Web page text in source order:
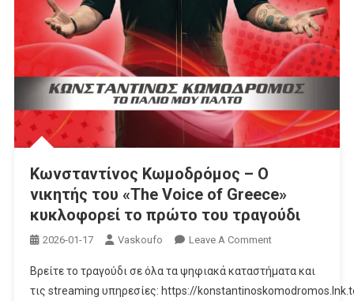
Κωνσταντίνος Κωμοδρόμος – Ο
νικητής του «The Voice of Greece»
κυκλοφορεί το πρώτο του τραγούδι
2026-01-17 Vaskoufo Leave A CommentOn
Κωμοδρόμος
–
Βρείτε το τραγούδι σε όλα τα ψηφιακά καταστήματα και
τις streaming υπηρεσίες: https://